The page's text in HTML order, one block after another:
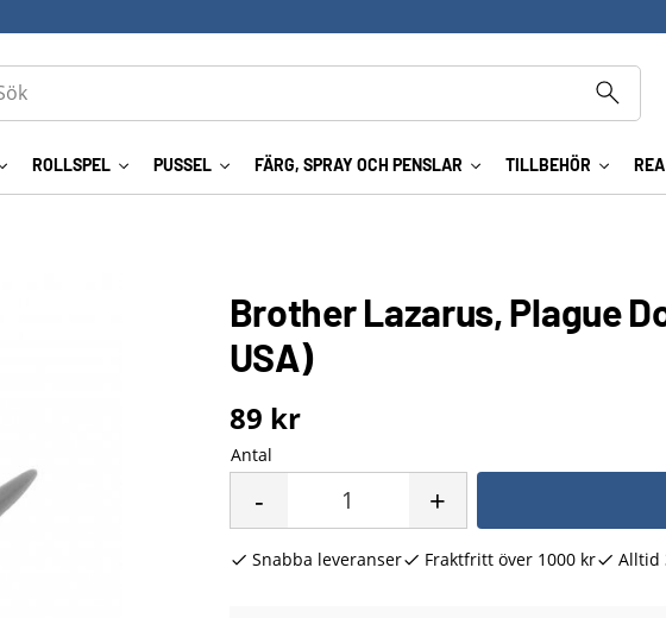
ROLLSPEL PUSSEL FÄRG, SPRAY OCH PENSLAR TILLBEHÖR
Brother Lazarus, Plague
USA)
89 kr
Antal
+
-
Snabba leveranser Fraktfritt över 1000 kr Alltid